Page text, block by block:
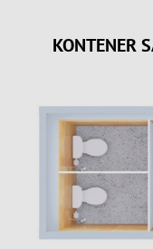
KONTENER